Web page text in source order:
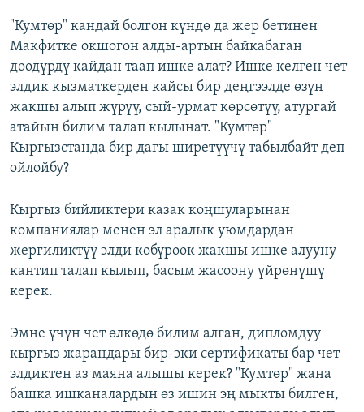
"Кумтөр" кандай болгон күндө да жер бетинен
Макфитке окшогон алды-артын байкабаган
дөөдүрдү кайдан таап ишке алат? Ишке келген чет
элдик кызматкерден кайсы бир деңгээлде өзүн
жакшы алып жүрүү, сый-урмат көрсөтүү, атургай
атайын билим талап кылынат. "Кумтөр"
Кыргызстанда бир дагы ширетүүчү табылбайт деп
ойлойбу?
Кыргыз бийликтери казак коңшуларынан
компаниялар менен эл аралык уюмдардан
жергиликтүү элди көбүрөөк жакшы ишке алууну
кантип талап кылып, басым жасоону үйрөнүшү
керек.
Эмне үчүн чет өлкөдө билим алган, дипломдуу
кыргыз жарандары бир-эки сертификаты бар чет
элдиктен аз маяна алышы керек? "Кумтөр" жана
башка ишканалардын өз ишин эң мыкты билген,